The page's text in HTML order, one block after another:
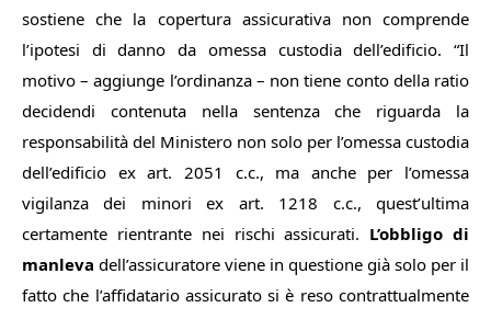
sostiene che la copertura assicurativa non comprende
l’ipotesi di danno da omessa custodia dell’edificio. “Il
motivo – aggiunge l’ordinanza – non tiene conto della ratio
decidendi contenuta nella sentenza che riguarda la
responsabilità del Ministero non solo per l’omessa custodia
dell’edificio ex art. 2051 c.c., ma anche per l’omessa
vigilanza dei minori ex art. 1218 c.c., quest’ultima
certamente rientrante nei rischi assicurati. L’obbligo di
manleva dell’assicuratore viene in questione già solo per il
fatto che l’affidatario assicurato si è reso contrattualmente